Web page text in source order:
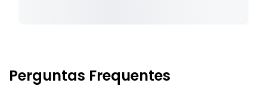
Perguntas Frequentes